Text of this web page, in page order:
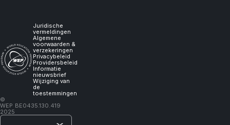
tussen
09u en
Juridische
vermeldingen
Algemene
voorwaarden &
verzekeringen
Privacybeleid
Providersbeleid
Informatie
nieuwsbrief
Wijziging van
de
toestemmingen
©
WEP
2025
BE0435.130.419
it,
I
will
learn."